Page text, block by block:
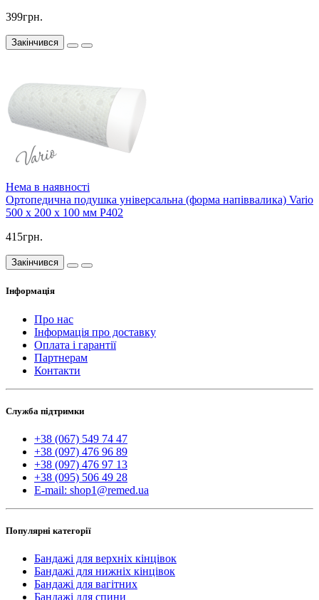
399грн.
Закінчився
Нема в наявності
Ортопедична подушка універсальна (форма напіввалика) Vario
500 x 200 x 100 мм P402
415грн.
Закінчився
Інформація
Про нас
Інформація про доставку
Оплата і гарантії
Партнерам
Контакти
Служба підтримки
+38 (067) 549 74 47
+38 (097) 476 96 89
+38 (097) 476 97 13
+38 (095) 506 49 28
E-mail: shop1@remed.ua
Популярні категорії
Бандажі для верхніх кінцівок
Бандажі для нижніх кінцівок
Бандажі для вагітних
Бандажі для спини